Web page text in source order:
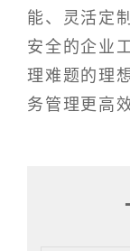
能、灵活定
安全的企业
理难题的理
务管理更高